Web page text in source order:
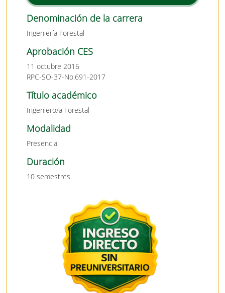
Denominación de la carrera
Ingeniería Forestal
Aprobación CES
11 octubre 2016
RPC-SO-37-No.691-2017
Título académico
Ingeniero/a Forestal
Modalidad
Presencial
Duración
10 semestres